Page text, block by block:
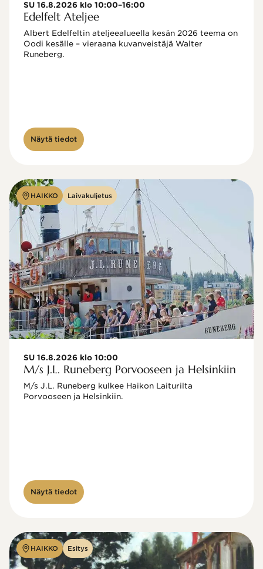
SU 16.8.2026 klo 10:00–16:00
Edelfelt Ateljee
Albert Edelfeltin ateljeealueella kesän 2026 teema on
Oodi kesälle – vieraana kuvanveistäjä Walter
Näytä tiedot
HAIKKO Laivakuljetus
SU 16.8.2026 klo 10:00
M/s J.L. Runeberg Porvooseen ja Helsinkiin
M/s J.L. Runeberg kulkee Haikon Laiturilta
Porvooseen ja Helsinkiin.
Näytä tiedot
HAIKKO Esitys